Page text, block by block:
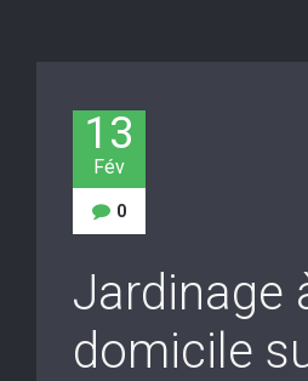
13
Fév
0
Jardinage
domicile